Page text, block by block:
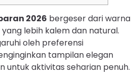
2026 bergeser dari warna
lebih kalem dan natural.
oleh preferensi
tampilan elegan
untuk aktivitas seharian penuh.